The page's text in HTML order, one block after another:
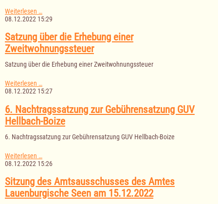
Weiterlesen …
Nachtragssatzung
Gebührensatzung
des
Gewässerunterhaltungsverbandes
Pirschbach
08.12.2022 15:29
Satzung über die Erhebung einer
Zweitwohnungssteuer
Satzung über die Erhebung einer Zweitwohnungssteuer
Weiterlesen …
über
Erhebung
einer
Zweitwohnungssteuer
08.12.2022 15:27
6. Nachtragssatzung zur Gebührensatzung GUV
Hellbach-Boize
6. Nachtragssatzung zur Gebührensatzung GUV Hellbach-Boize
Weiterlesen …
Nachtragssatzung
Gebührensatzung
GUV
Hellbach-
08.12.2022 15:26
Sitzung des Amtsausschusses des Amtes
Lauenburgische Seen am 15.12.2022